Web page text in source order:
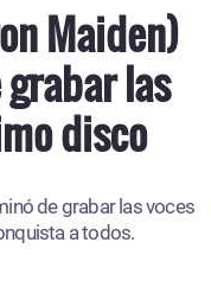
Maiden)
las
disco
de grabar las voces
a todos.